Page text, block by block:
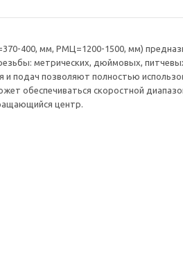
400, мм, РМЦ=1200-1500, мм)
метрических, дюймовых,
подач позволяют полностью
обеспечиваться скоростной
центр.